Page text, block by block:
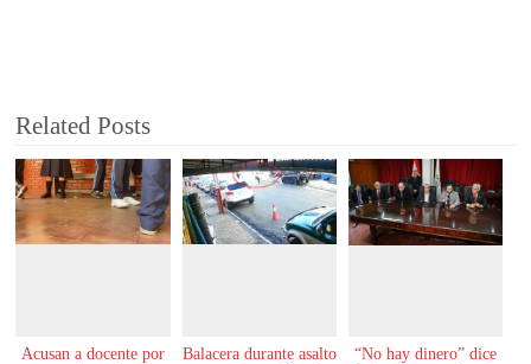
Related Posts
Acusan a docente por
Balacera durante asalto
“No hay dinero” dice